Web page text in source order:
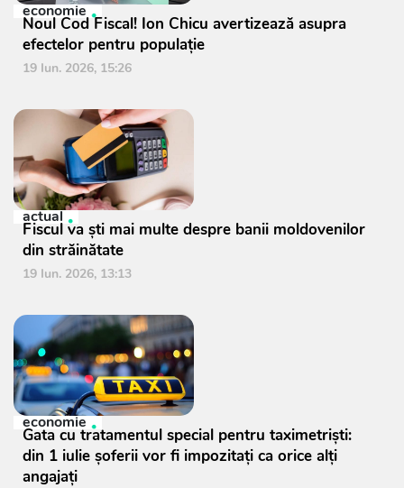
economie
Noul Cod Fiscal! Ion Chicu avertizează asupra
efectelor pentru populație
19 Iun. 2026, 15:26
actual
Fiscul va ști mai multe despre banii moldovenilor
din străinătate
19 Iun. 2026, 13:13
economie
Gata cu tratamentul special pentru taximetriști:
din 1 iulie șoferii vor fi impozitați ca orice alți
angajați